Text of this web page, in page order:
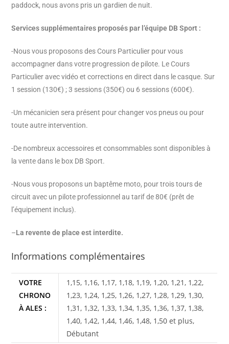
paddock, nous avons pris un gardien de nuit.
Services supplémentaires proposés par l’équipe DB Sport :
-Nous vous proposons des Cours Particulier pour vous
accompagner dans votre progression de pilote. Le Cours
Particulier avec vidéo et corrections en direct dans le casque. Sur
1 session (130€) ; 3 sessions (350€) ou 6 sessions (600€).
-Un mécanicien sera présent pour changer vos pneus ou pour
toute autre intervention.
-De nombreux accessoires et consommables sont disponibles à
la vente dans le box DB Sport.
-Nous vous proposons un baptême moto, pour trois tours de
circuit avec un pilote professionnel au tarif de 80€ (prêt de
l’équipement inclus).
–La revente de place est interdite.
Informations complémentaires
VOTRE
CHRONO
À ALES :
1,15, 1,16, 1,17, 1,18, 1,19, 1,20, 1,21, 1,22,
1,23, 1,24, 1,25, 1,26, 1,27, 1,28, 1,29, 1,30,
1,31, 1,32, 1,33, 1,34, 1,35, 1,36, 1,37, 1,38,
1,40, 1,42, 1,44, 1,46, 1,48, 1,50 et plus,
Débutant